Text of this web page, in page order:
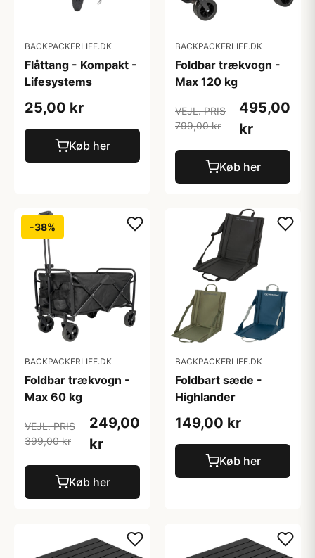
BACKPACKERLIFE.DK
Flåttang - Kompakt -
Lifesystems
25,00 kr
Køb her
BACKPACKERLIFE.DK
Foldbar trækvogn -
Max 120 kg
VEJL. PRIS
799,00 kr
495,00
kr
Køb her
-38%
BACKPACKERLIFE.DK
Foldbar trækvogn -
Max 60 kg
VEJL. PRIS
399,00 kr
249,00
kr
Køb her
BACKPACKERLIFE.DK
Foldbart sæde -
Highlander
149,00 kr
Køb her